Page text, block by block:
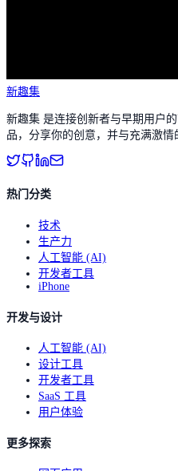
新趣集
新趣集 是连接创新者与早期用户
品，分享你的创意，并与充满激情
热门分类
技术
生产力
人工智能 (AI)
开发者工具
iPhone
开发与设计
人工智能 (AI)
设计工具
开发者工具
SaaS 工具
用户体验
更多探索